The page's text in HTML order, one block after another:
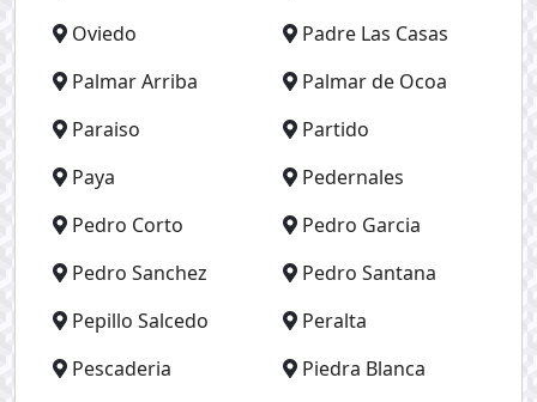
Oviedo
Padre Las Casas
Palmar Arriba
Palmar de Ocoa
Paraiso
Partido
Paya
Pedernales
Pedro Corto
Pedro Garcia
Pedro Sanchez
Pedro Santana
Pepillo Salcedo
Peralta
Pescaderia
Piedra Blanca